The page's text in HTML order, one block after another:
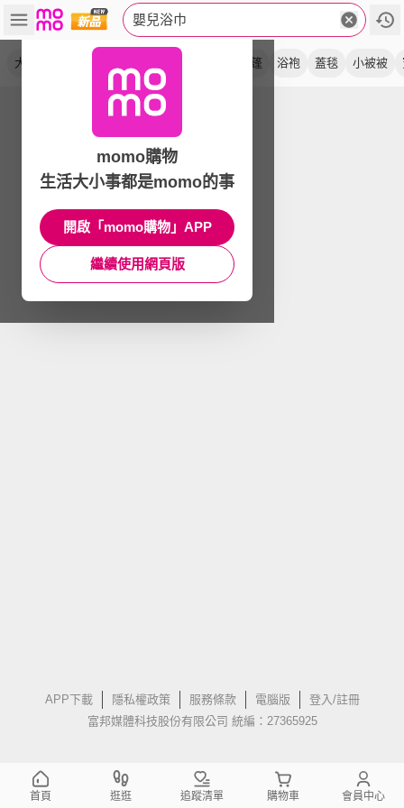
嬰兒浴巾
大浴巾 斗篷 浴袍 蓋毯 小被被
APP下載 隱私權政策 服務條款 電腦版
登入/註冊
富邦媒體科技股份有限公司 統編：27365925
momo購物
生活大小事都是momo的事
開啟「momo購物」APP
繼續使用網頁版
首頁 逛逛 追蹤清單 購物車 會員中心